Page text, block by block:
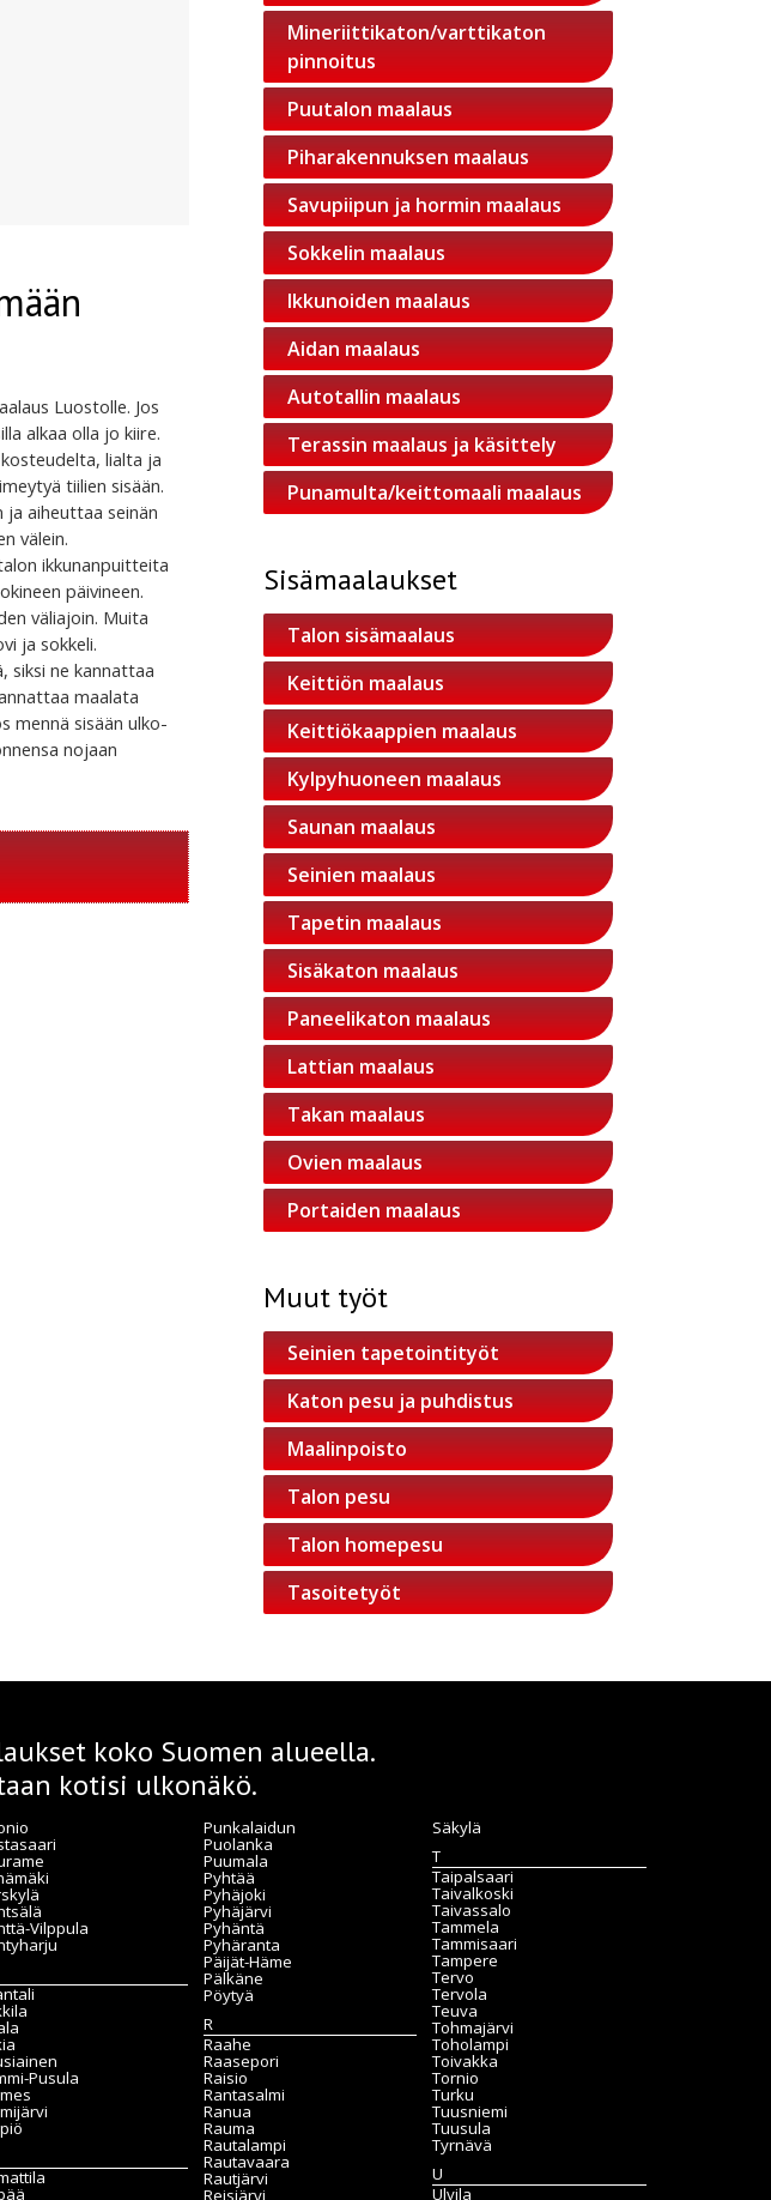
Luostolle. Jos
alkaa olla jo kiire.
lialta ja
tiilien sisään.
ja aiheuttaa seinän
välein.
ikkunanpuitteita
päivineen.
väliajoin. Muita
ja sokkeli.
siksi ne kannattaa
maalata
mennä sisään ulko-
nojaan
Mineriittikaton/varttikaton
pinnoitus
Puutalon maalaus
Piharakennuksen maalaus
Savupiipun ja hormin maalaus
Sokkelin maalaus
Ikkunoiden maalaus
Aidan maalaus
Autotallin maalaus
Terassin maalaus ja käsittely
Punamulta/keittomaali maalaus
Sisämaalaukset
Talon sisämaalaus
Keittiön maalaus
Keittiökaappien maalaus
Kylpyhuoneen maalaus
Saunan maalaus
Seinien maalaus
Tapetin maalaus
Sisäkaton maalaus
Paneelikaton maalaus
Lattian maalaus
Takan maalaus
Ovien maalaus
Portaiden maalaus
Muut työt
Seinien tapetointityöt
Katon pesu ja puhdistus
Maalinpoisto
Talon pesu
Talon homepesu
Tasoitetyöt
koko Suomen alueella.
kotisi ulkonäkö.
Vilppula
Pusula
Punkalaidun
Puolanka
Puumala
Pyhtää
Pyhäjoki
Pyhäjärvi
Pyhäntä
Pyhäranta
Päijät-Häme
Pälkäne
Pöytyä
R
Raahe
Raasepori
Raisio
Rantasalmi
Ranua
Rauma
Rautalampi
Rautavaara
Rautjärvi
Reisjärvi
Säkylä
T
Taipalsaari
Taivalkoski
Taivassalo
Tammela
Tammisaari
Tampere
Tervo
Tervola
Teuva
Tohmajärvi
Toholampi
Toivakka
Tornio
Turku
Tuusniemi
Tuusula
Tyrnävä
U
Ulvila